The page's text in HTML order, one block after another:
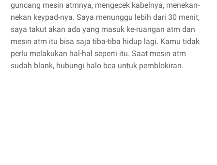
guncang mesin atmnya, mengecek kabelnya, menekan-
nekan keypad-nya. Saya menunggu lebih dari 30 menit,
saya takut akan ada yang masuk ke-ruangan atm dan
mesin atm itu bisa saja tiba-tiba hidup lagi. Kamu tidak
perlu melakukan hal-hal seperti itu. Saat mesin atm
sudah blank, hubungi halo bca untuk pemblokiran.